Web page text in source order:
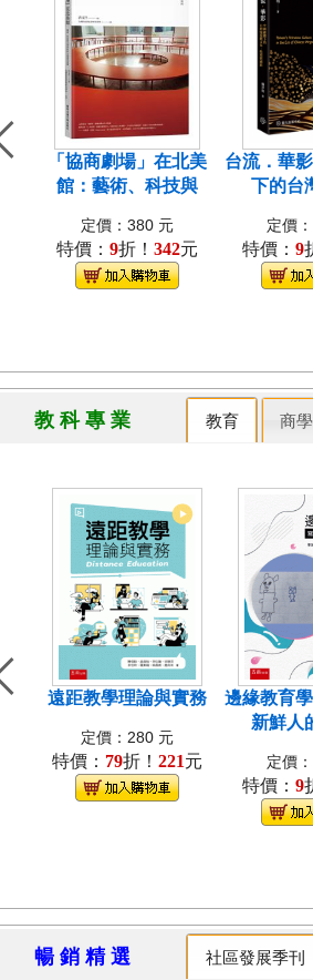
「協商劇場」在北美
館：藝術、科技與
定價：380 元
特價： 9折！ 342元
台流．華
下的台
定價
特價： 9
教 科 專 業 教育 商
遠距教學理論與實務
定價：280 元
特價： 79折！ 221元
邊緣教育
新鮮人
定價
特價： 9
暢 銷 精 選 社區發展季刊